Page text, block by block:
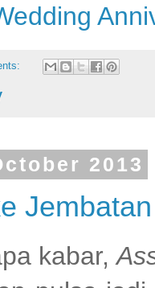
2013
kabar,